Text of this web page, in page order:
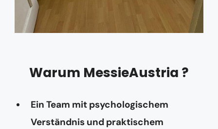
Warum MessieAustria ?
Ein Team mit psychologischem
Verständnis und praktischem